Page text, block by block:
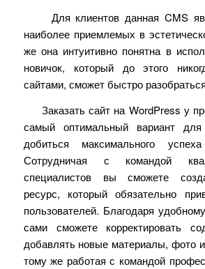
Для клиентов даннаяCMS
наиболее приемлемых в
же она интуитивно понятна в
новичок, который до этого
сайтами, сможет быстро
Заказать сайт на WordPress у
самый оптимальный вариант
добиться максимального
Сотрудничая с командой
специалистов вы сможете
ресурс, который обязательно
пользователей. Благодаря
сами сможете корректировать
добавлять новые материалы, фото
тому же работая с командой